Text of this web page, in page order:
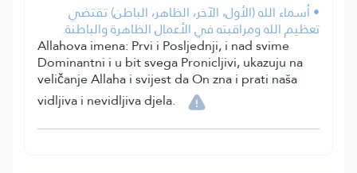
• أسماء الله (الأول، الآخر، الظاهر، الباطن) تقتضي
تعظيم الله ومراقبته في الأعمال الظاهرة والباطنة.
Allahova imena: Prvi i Posljednji, i nad svime
Dominantni i u bit svega Pronicljivi, ukazuju na
veličanje Allaha i svijest da On zna i prati naša
vidljiva i nevidljiva djela.